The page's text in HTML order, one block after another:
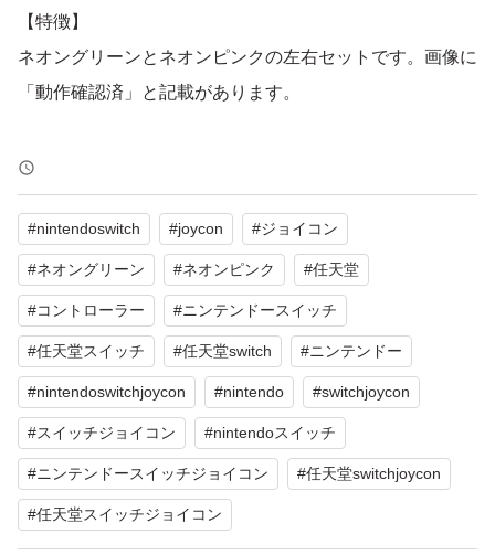
【特徴】
ネオングリーンとネオンピンクの左右セットです。画像に
「動作確認済」と記載があります。
よろしくお願いいたします。
Joy-Con L ネオングリーン/ R ネオンピンク
ブランド：任天堂 Nintendo Switch
パッケージ種類：通常版
色：マルチカラー
#nintendoswitch #joycon #ジョイコン
#ネオングリーン #ネオンピンク #任天堂
#コントローラー #ニンテンドースイッチ
#任天堂スイッチ #任天堂switch #ニンテンドー
#nintendoswitchjoycon #nintendo #switchjoycon
#スイッチジョイコン #nintendoスイッチ
#ニンテンドースイッチジョイコン #任天堂switchjoycon
#任天堂スイッチジョイコン